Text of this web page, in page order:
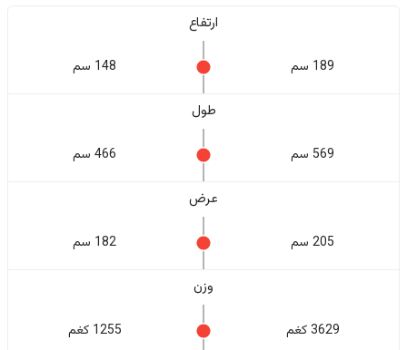
ارتفاع
189 سم 148 سم
طول
569 سم 466 سم
عرض
205 سم 182 سم
وزن
3629 كغم 1255 كغم